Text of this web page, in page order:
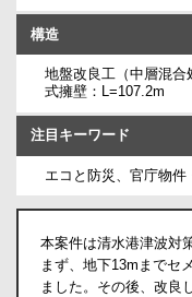
構造
地盤改良工（中層混合
式擁壁：L=107.2m
注目キーワード
エコと防災、官庁物
本案件は清水港津波対
まず、地下13mまでセ
ました。その後、改良